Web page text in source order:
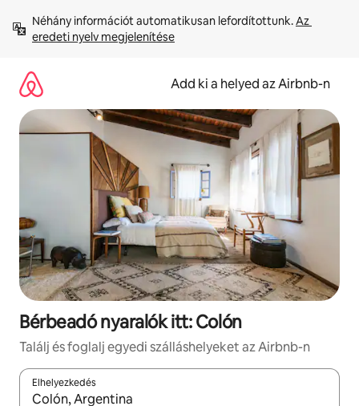
tartalomra
Néhány információt automatikusan lefordítottunk. Az
eredeti nyelv megjelenítése
Add ki a helyed az Airbnb-n
Bérbeadó nyaralók itt: Colón
Találj és foglalj egyedi szálláshelyeket az Airbnb-n
Elhelyezkedés
Az eredmények között a felfelé és a lefelé nyíllal